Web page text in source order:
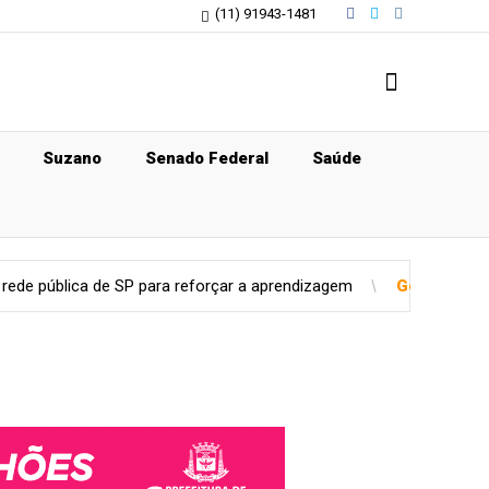
(11) 91943-1481
Suzano Senado Federal Saúde
para reforçar a aprendizagem Geral Ventos diminuem de